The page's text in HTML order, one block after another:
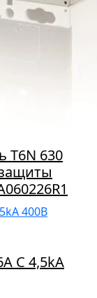
T6N 630
защиты
С 4,5kA